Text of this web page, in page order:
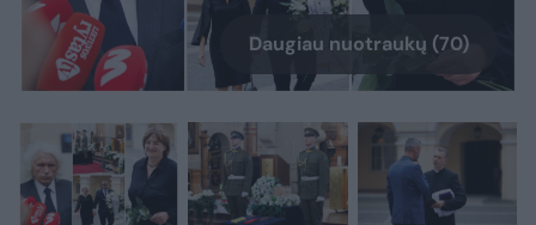
Daugiau nuotraukų (70)